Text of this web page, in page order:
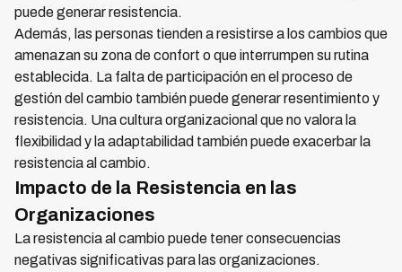
puede generar resistencia.
Además, las personas tienden a resistirse a los cambios que
amenazan su zona de confort o que interrumpen su rutina
establecida. La falta de participación en el proceso de
gestión del cambio también puede generar resentimiento y
resistencia. Una cultura organizacional que no valora la
flexibilidad y la adaptabilidad también puede exacerbar la
resistencia al cambio.
Impacto de la Resistencia en las
Organizaciones
La resistencia al cambio puede tener consecuencias
negativas significativas para las organizaciones.